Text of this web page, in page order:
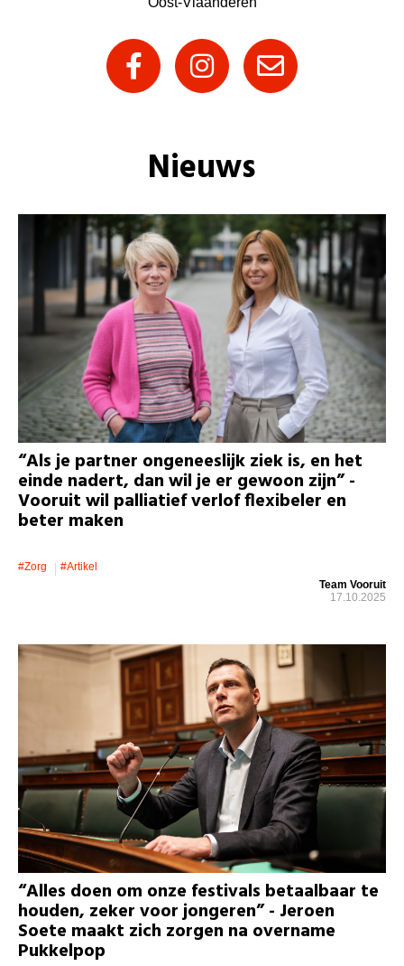
Nieuws
“Als je partner ongeneeslijk ziek is, en het
einde nadert, dan wil je er gewoon zijn” -
Vooruit wil palliatief verlof flexibeler en
beter maken
#zorg
#artikel
Team Vooruit
17.10.2025
“Alles doen om onze festivals betaalbaar te
houden, zeker voor jongeren” - Jeroen
Soete maakt zich zorgen na overname
Pukkelpop